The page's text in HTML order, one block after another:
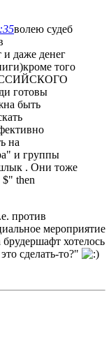
волею судеб
даже денег
того
готовы
быть
на
и группы
. Они тоже
$" then
против
мероприятие
хотелось
сделать-то?"